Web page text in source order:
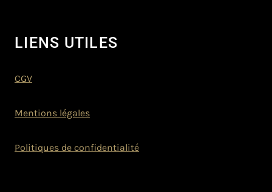
LIENS UTILES
CGV
Mentions légales
Politiques de confidentialité